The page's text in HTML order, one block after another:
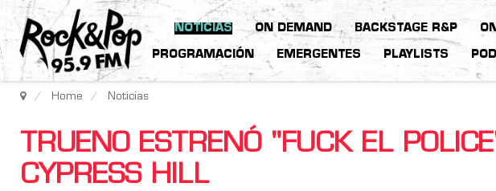
NOTICIAS ON DEMAND BACKSTAGE R&P
PROGRAMACIÓN EMERGENTES PLAYLISTS
Home Noticias
TRUENO ESTRENÓ "FUCK EL
CYPRESS HILL